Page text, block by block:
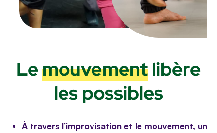
Lemouvementlibère
les possibles
À travers l’improvisation et le mouvement, un